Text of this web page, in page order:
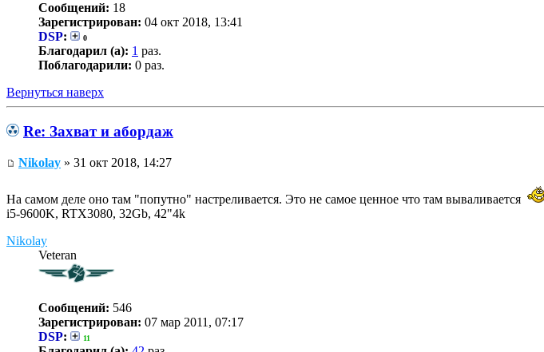
Сообщений: 18
Зарегистрирован: 04 окт 2018, 13:41
DSP: 0
Благодарил (а): 1 раз.
Поблагодарили: 0 раз.
Вернуться наверх
Re: Захват и абордаж
Nikolay » 31 окт 2018, 14:27
На самом деле оно там "попутно" настреливается. Это не самое ценное что там вываливается
i5-9600K, RTX3080, 32Gb, 42"4k
Nikolay
Veteran
Сообщений: 546
Зарегистрирован: 07 мар 2011, 07:17
DSP: 11